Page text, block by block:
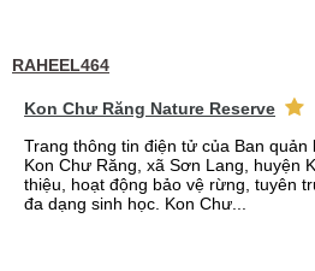
RAHEEL464
Kon Chư Răng Nature Reserve
Trang thông tin điện tử của Ban quản
Kon Chư Răng, xã Sơn Lang, huyện
thiệu, hoạt động bảo vệ rừng, tuyên
đa dạng sinh học. Kon Chư...